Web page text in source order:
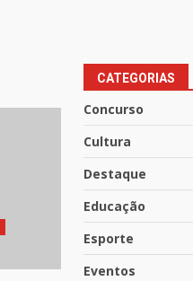
CATEGORIAS
Concurso
Cultura
Destaque
Educação
Esporte
Eventos